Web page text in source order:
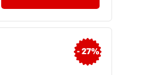
- 27%